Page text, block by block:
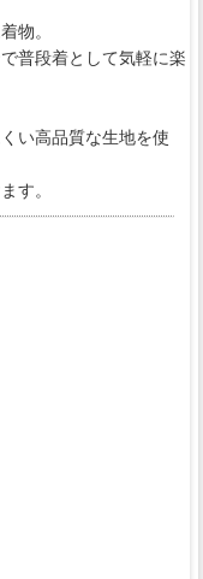
物。
普段着として気軽に楽
い高品質な生地を使
す。